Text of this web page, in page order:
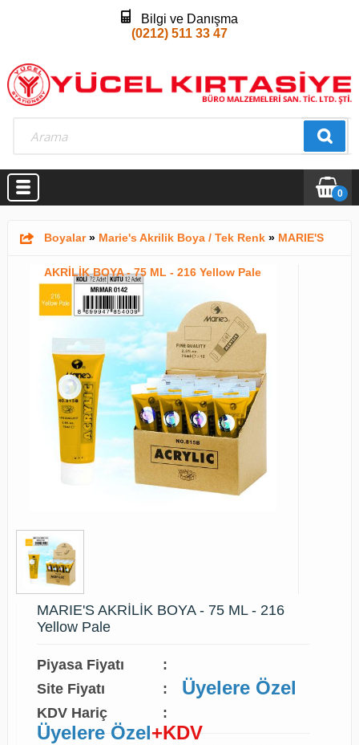
Bilgi ve Danışma
(0212) 511 33 47
0
Boyalar» Marie's Akrilik Boya / Tek Renk» MARIE'S
AKRİLİK BOYA - 75 ML - 216 Yellow Pale
MARIE'S AKRİLİK BOYA - 75 ML - 216
Yellow Pale
Piyasa Fiyatı
:
Site Fiyatı
: Üyelere Özel
KDV Hariç :
Üyelere Özel+KDV